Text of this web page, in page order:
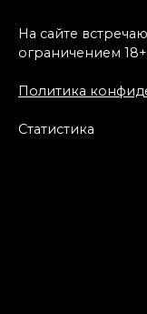
На сайте
ограничением
Политика
Статистика